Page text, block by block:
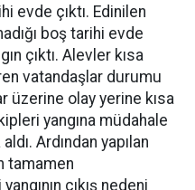
evde çıktı. Edinilen
boş tarihi evde
çıktı. Alevler kısa
vatandaşlar durumu
üzerine olay yerine kısa
yangına müdahale
Ardından yapılan
tamamen
çıkış nedeni